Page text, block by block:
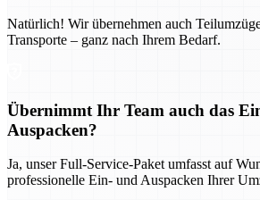
Natürlich! Wir übernehmen auch
Transporte – ganz nach Ihrem Bedarf.
Übernimmt Ihr Team auch das
Auspacken?
Ja, unser Full-Service-Paket umfasst auf
professionelle Ein- und Auspacken Ihrer